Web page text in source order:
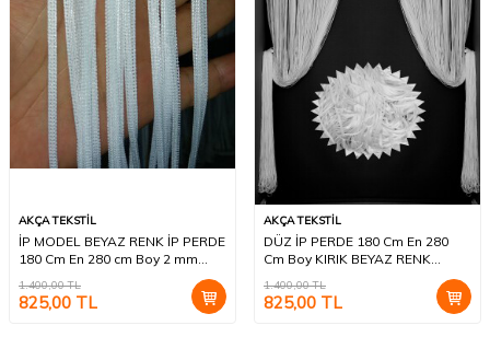
AKÇA TEKSTİL
İP MODEL BEYAZ RENK İP PERDE
180 Cm En 280 cm Boy 2 mm
şeritler halinde hazır ip perde
1.400,00TL
825,00 TL
AKÇA TEKSTİL
DÜZ İP PERDE 180 Cm En 280
Cm Boy KIRIK BEYAZ RENK
1.400,00TL
825,00 TL